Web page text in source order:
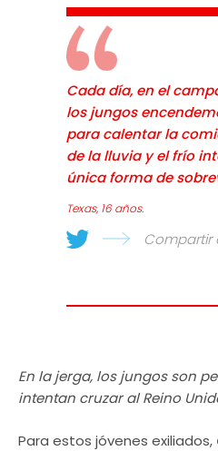
Cada día, en el
los jungos
para calentar la
de la lluvia y el frío
única forma de
Texas, 16 años.
Compartir
En la jerga, los jungos son
intentan cruzar al Reino
Para estos jóvenes exiliados,